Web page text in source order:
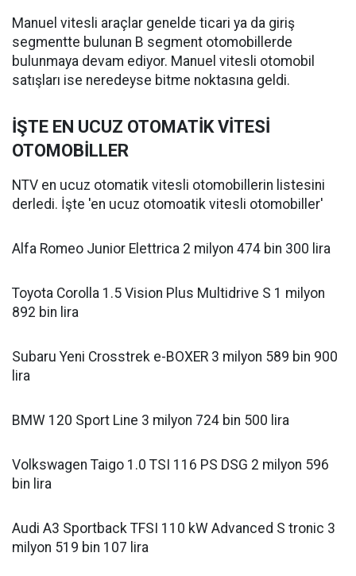
Manuel vitesli araçlar genelde ticari ya da giriş
segmentte bulunan B segment otomobillerde
bulunmaya devam ediyor. Manuel vitesli otomobil
satışları ise neredeyse bitme noktasına geldi.
İŞTE EN UCUZ OTOMATİK VİTESİ
OTOMOBİLLER
NTV en ucuz otomatik vitesli otomobillerin listesini
derledi. İşte 'en ucuz otomoatik vitesli otomobiller'
Alfa Romeo Junior Elettrica 2 milyon 474 bin 300 lira
Toyota Corolla 1.5 Vision Plus Multidrive S 1 milyon
892 bin lira
Subaru Yeni Crosstrek e-BOXER 3 milyon 589 bin 900
lira
BMW 120 Sport Line 3 milyon 724 bin 500 lira
Volkswagen Taigo 1.0 TSI 116 PS DSG 2 milyon 596
bin lira
Audi A3 Sportback TFSI 110 kW Advanced S tronic 3
milyon 519 bin 107 lira